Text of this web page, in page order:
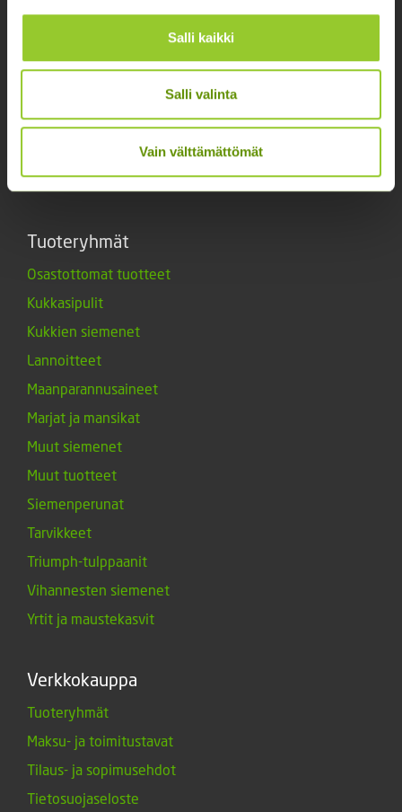
Salli kaikki
Salli valinta
Vain välttämättömät
02 631 9700
Keskuskatu 40, Aito kaupan yhteydessä. 38700
Noutopiste avoinna sopimuksen mukaan ja arkisin 10-
Facebook
Instagram
Tuoteryhmät
Osastottomat tuotteet
Kukkasipulit
Kukkien siemenet
Lannoitteet
Maanparannusaineet
Marjat ja mansikat
Muut siemenet
Muut tuotteet
Siemenperunat
Tarvikkeet
Triumph-tulppaanit
Vihannesten siemenet
Yrtit ja maustekasvit
Verkkokauppa
Tuoteryhmät
Maksu- ja toimitustavat
Tilaus- ja sopimusehdot
Tietosuojaseloste